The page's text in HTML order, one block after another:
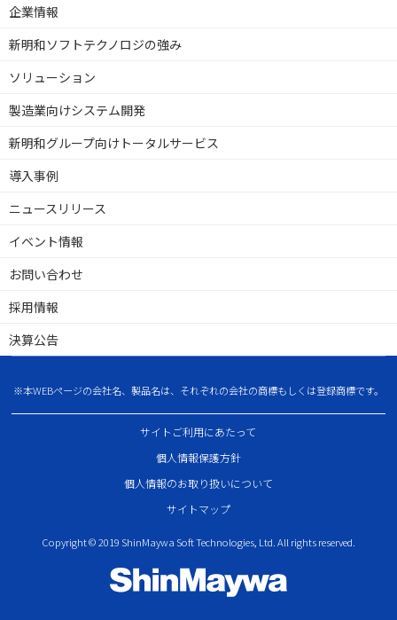
企業情報
新明和ソフトテクノロジの強み
ソリューション
製造業向けシステム開発
新明和グループ向けトータルサービス
導入事例
ニュースリリース
イベント情報
お問い合わせ
採用情報
決算公告
※本WEBページの会社名、製品名は、それぞれの会社の商標もしくは登録商標です。
サイトご利用にあたって
個人情報保護方針
個人情報のお取り扱いについて
サイトマップ
Copyright © 2019 ShinMaywa Soft Technologies, Ltd. All rights reserved.